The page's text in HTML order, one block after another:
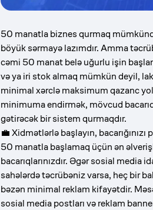
50 manatla biznes qurmaq
böyük sərmayə lazımdır. Amma
cəmi 50 manat belə uğurlu işin
və ya iri stok almaq mümkün deyil,
minimal xərclə maksimum qazanc
minimuma endirmək, mövcud
gətirəcək bir sistem qurmaqdır.
💼 Xidmətlərlə başlayın, bacarığınızı
50 manatla başlamaq üçün ən
bacarıqlarınızdır. Əgər sosial media
sahələrdə təcrübəniz varsa, heç bir
bəzən minimal reklam kifayətdir.
sosial media postları və reklam